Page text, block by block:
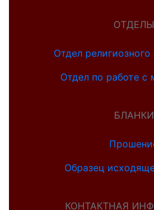
ОТДЕЛЫ
Отдел религиозного
Отдел по работе
БЛАНКИ
Образец
КОНТАКТНАЯ